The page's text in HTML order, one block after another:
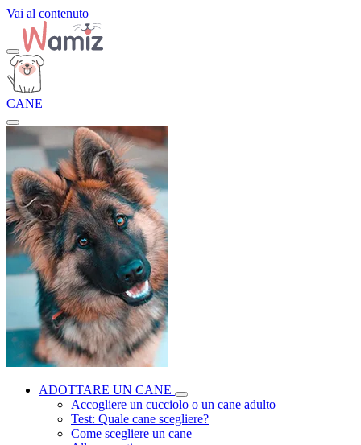
Vai al contenuto
CANE
ADOTTARE UN CANE
Accogliere un cucciolo o un cane adulto
Test: Quale cane scegliere?
Come scegliere un cane